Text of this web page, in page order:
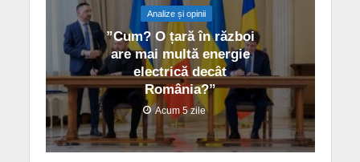
Analize și opinii
”Cum? O țară în război
are mai multă energie
electrică decât
România?”
Acum 5 zile